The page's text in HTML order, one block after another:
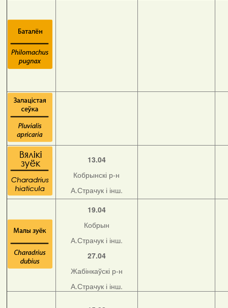
13.04
Кобрынскі р-н
А.Страчук і інш.
19.04
Кобрын
А.Страчук і інш.
27.04
Жабінкаўскі р-н
А.Страчук і інш.